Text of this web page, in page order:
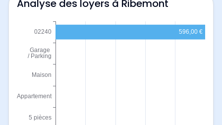
Analyse des loyers à Ribemont